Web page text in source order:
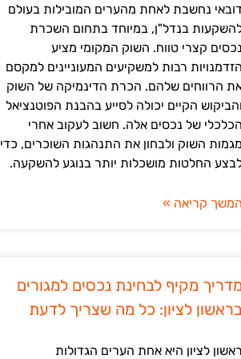
נחשבת לאחת מהערים המובילות בעולם
בנדל"ן, במיוחד בתחום השכרת
קצרי טווח. השוק המקומי מציע
רבות למשקיעים המעוניינים למקסם
הרווחים שלהם. הכרת הדינמיקה של השוק
הקיים יכולה לסייע בהבנת הפוטנציאל
של נכסים אלה. חשוב לעקוב אחרי
השוק ולבחון את התנהגות השוכרים, כדי
החלטות מושכלות יותר בנוגע להשקעה.
קריאה »
מקיף לבחינת נכסים למגורים
לציון: כל מה שצריך לדעת
לציון היא אחת הערים הגדולות